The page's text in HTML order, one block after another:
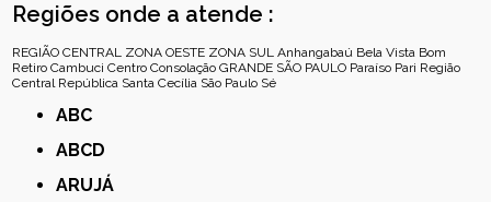
Regiões onde a atende :
REGIÃO CENTRAL ZONA OESTE ZONA SUL Anhangabaú Bela Vista Bom
Retiro Cambuci Centro Consolação GRANDE SÃO PAULO Paraíso Pari Região
Central República Santa Cecília São Paulo Sé
ABC
ABCD
ARUJÁ